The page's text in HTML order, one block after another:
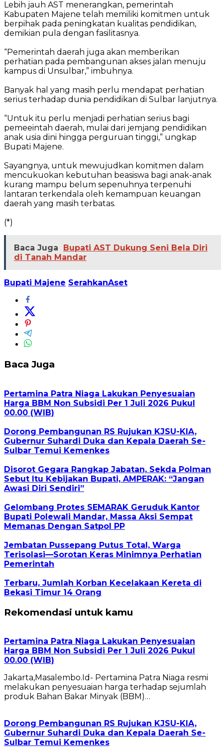
Lebih jauh AST menerangkan, pemerintah
Kabupaten Majene telah memiliki komitmen untuk
berpihak pada peningkatan kualitas pendidikan,
demikian pula dengan fasilitasnya.
“Pemerintah daerah juga akan memberikan
perhatian pada pembangunan akses jalan menuju
kampus di Unsulbar,” imbuhnya.
Banyak hal yang masih perlu mendapat perhatian
serius terhadap dunia pendidikan di Sulbar lanjutnya.
“Untuk itu perlu menjadi perhatian serius bagi
pemeeintah daerah, mulai dari jemjang pendidikan
anak usia dini hingga perguruan tinggi,” ungkap
Bupati Majene.
Sayangnya, untuk mewujudkan komitmen dalam
mencukuokan kebutuhan beasiswa bagi anak-anak
kurang mampu belum sepenuhnya terpenuhi
lantaran terkendala oleh kemampuan keuangan
daerah yang masih terbatas.
(*)
Baca Juga
Bupati AST Dukung Seni Bela Diri
di Tanah Mandar
Bupati Majene SerahkanAset
Baca Juga
Pertamina Patra Niaga Lakukan Penyesuaian
Harga BBM Non Subsidi Per 1 Juli 2026 Pukul
00.00 (WIB)
Dorong Pembangunan RS Rujukan KJSU-KIA,
Gubernur Suhardi Duka dan Kepala Daerah Se-
Sulbar Temui Kemenkes
Disorot Gegara Rangkap Jabatan, Sekda Polman
Sebut Itu Kebijakan Bupati, AMPERAK: “Jangan
Awasi Diri Sendiri”
Gelombang Protes SEMARAK Geruduk Kantor
Bupati Polewali Mandar, Massa Aksi Sempat
Memanas Dengan Satpol PP
Jembatan Pussepang Putus Total, Warga
Terisolasi—Sorotan Keras Minimnya Perhatian
Pemerintah
Terbaru, Jumlah Korban Kecelakaan Kereta di
Bekasi Timur 14 Orang
Rekomendasi untuk kamu
Pertamina Patra Niaga Lakukan Penyesuaian
Harga BBM Non Subsidi Per 1 Juli 2026 Pukul
00.00 (WIB)
Jakarta,Masalembo.Id- Pertamina Patra Niaga resmi
melakukan penyesuaian harga terhadap sejumlah
produk Bahan Bakar Minyak (BBM)…
Dorong Pembangunan RS Rujukan KJSU-KIA,
Gubernur Suhardi Duka dan Kepala Daerah Se-
Sulbar Temui Kemenkes